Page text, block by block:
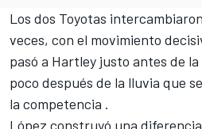
Los dos Toyotas
veces, con el movimiento
pasó a Hartley justo antes de
poco después de la lluvia que
la competencia .
López construyó una